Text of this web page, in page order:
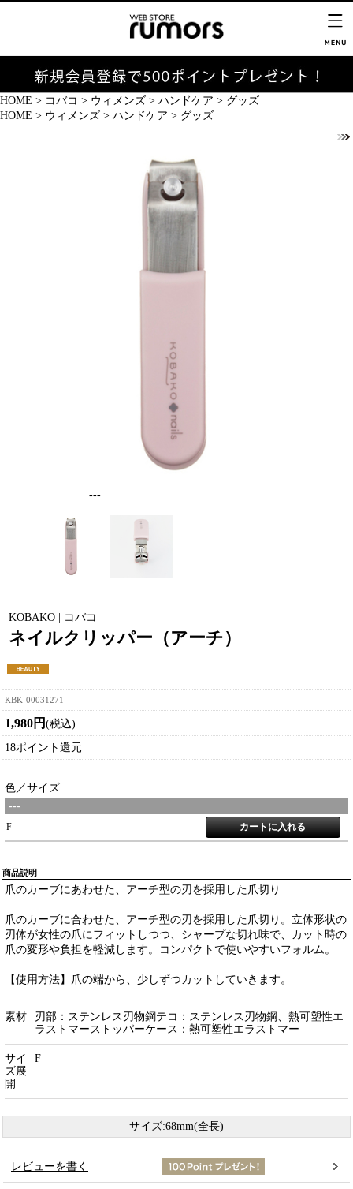
HOME > コバコ > ウィメンズ > ハンドケア > グッズ
HOME > ウィメンズ > ハンドケア > グッズ
---
KOBAKO | コバコ
ネイルクリッパー（アーチ）
KBK-00031271
1,980円 (税込)
18ポイント還元
色／サイズ
---
F
商品説明
爪のカーブにあわせた、アーチ型の刃を採用した爪切り
爪のカーブに合わせた、アーチ型の刃を採用した爪切り。立体形状の
刃体が女性の爪にフィットしつつ、シャープな切れ味で、カット時の
爪の変形や負担を軽減します。コンパクトで使いやすいフォルム。
【使用方法】爪の端から、少しずつカットしていきます。
素材
刃部：ステンレス刃物鋼テコ：ステンレス刃物鋼、熱可塑性エ
ラストマーストッパーケース：熱可塑性エラストマー
サイ
ズ展
開
F
サイズ:68mm(全長)
レビューを書く